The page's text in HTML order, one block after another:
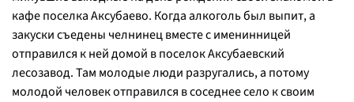
кафе поселка Аксубаево. Когда алкоголь был выпит, а
закуски съедены челнинец вместе с именинницей
отправился к ней домой в поселок Аксубаевский
лесозавод. Там молодые люди разругались, а потому
молодой человек отправился в соседнее село к своим